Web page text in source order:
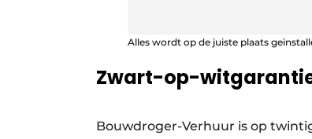
Alles wordt op de juiste plaats
Zwart-op-
Bouwdroger-Verhuur is op